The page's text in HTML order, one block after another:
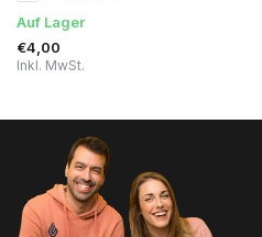
Auf Lager
€4,00
Inkl. MwSt.